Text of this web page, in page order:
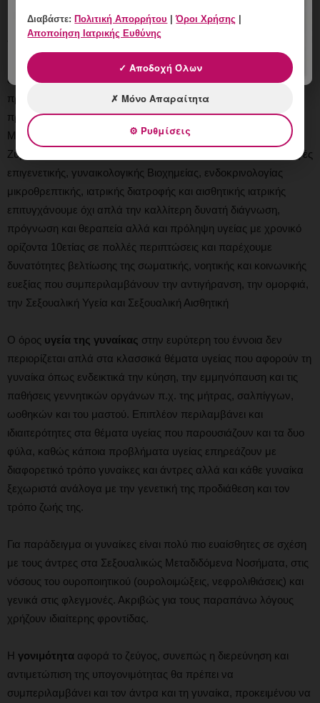
(Λαπαροσκόπηση,Υστεροσκόπηση, Κολπικά Χειρουργεία) και
της Αντιμετώπισης Υπογονιμότητας με δυνατότητα
Εξατομικευμένης Διερεύνησης, Διάγνωσης και Θεραπείας βάσει
δεδομένων που προκύπτουν από τη μελέτη του μεταβολικού
προφίλ του ασθενούς, σε συνεργασία και σύμφωνα με τα
πρωτόκολλα των μεγαλύτερων Κλινικών Εφαρμοσμένης
Μεταβολομικής Ιατρικής σε Ελλάδα και Ευρώπη (Μιλάνο,
Ζυρίχη). Με την Μελέτη του Μεταβολικού προφίλ, με εφαρμογές
επιγενετικής, γυναικολογικής Βιοχημείας, ενδοκρινολογίας
μικροθρεπτικής, ιατρικής διατροφής και αισθητικής ιατρικής
επιτυγχάνουμε όχι απλά την καλλίτερη δυνατή διάγνωση,
πρόγνωση και θεραπεία αλλά και πρόληψη υγείας με χρονικό
ορίζοντα 10ετίας σε πολλές περιπτώσεις και παρέχουμε
δυνατότητες βελτίωσης της σωματικής, νοητικής και κοινωνικής
ευεξίας που συμπεριλαμβάνουν την αντιγήρανση, την ομορφιά,
την Σεξουαλική Υγεία και Σεξουαλική Αισθητική
Ο όρος υγεία της γυναίκας στην ευρύτερη του έννοια δεν
περιορίζεται απλά στα κλασσικά θέματα υγείας που αφορούν τη
γυναίκα όπως ενδεικτικά την κύηση, την εμμηνόπαυση και τις
παθήσεις γεννητικών οργάνων π.χ. της μήτρας, σαλπίγγων,
ωοθηκών και του μαστού. Επιπλέον περιλαμβάνει και
ιδιαιτερότητες στα θέματα υγείας που παρουσιάζουν και τα δυο
φύλα, καθώς κάποια προβλήματα υγείας επηρεάζουν με
διαφορετικό τρόπο γυναίκες και άντρες αλλά και κάθε γυναίκα
ξεχωριστά ανάλογα με την γενετική της προδιάθεση και τον
τρόπο ζωής της.
Για παράδειγμα οι γυναίκες είναι πολύ πιο ευαίσθητες σε σχέση
με τους άντρες στα Σεξουαλικώς Μεταδιδόμενα Νοσήματα, στις
νόσους του ουροποιητικού (ουρολοιμώξεις, νεφρολιθιάσεις) και
γενικά στις φλεγμονές. Ακριβώς για τους παραπάνω λόγους
χρήζουν ιδιαίτερης φροντίδας.
Η γονιμότητα αφορά το ζεύγος, συνεπώς η διερεύνηση και
αντιμετώπιση της υπογονιμότητας θα πρέπει να
συμπεριλαμβάνει και τον άντρα και τη γυναίκα, προκειμένου να
Διαβάστε:Πολιτική Απορρήτου |Όροι Χρήσης |
Αποποίηση Ιατρικής Ευθύνης
✓ Αποδοχή Όλων
✗ Μόνο Απαραίτητα
⚙ Ρυθμίσεις